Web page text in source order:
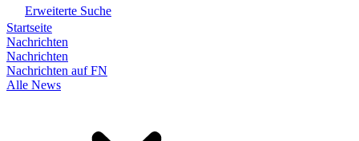
Erweiterte Suche
Startseite
Nachrichten
Nachrichten
Nachrichten auf FN
Alle News